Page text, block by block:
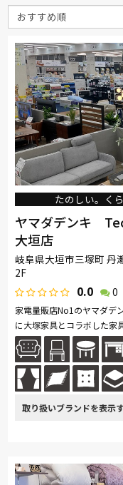
たのしい。く
ヤマダデンキ
大垣店
岐阜県大垣市三塚町 丹
2F
0.0 0
家電量販店No1のヤマダデ
に大塚家具とコラボした家
開。ソファ・ベッド・ダイ
験」...続きを読む
SIMMONS